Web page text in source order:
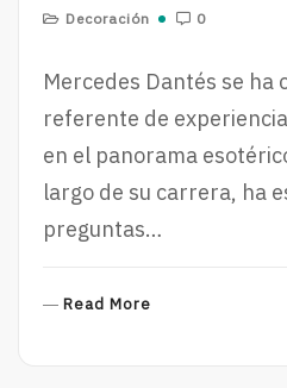
Decoración 0
Mercedes Dantés se ha
referente de
en el panorama
largo de su carrera, ha
preguntas…
Read More